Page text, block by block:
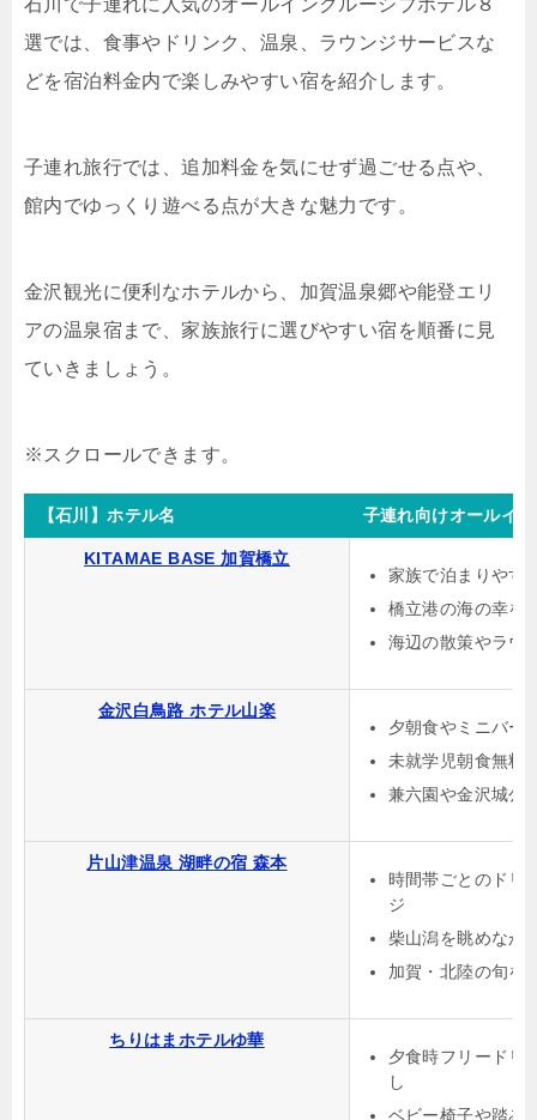
石川で子連れに人気のオールインクルーシブホテル８
選では、食事やドリンク、温泉、ラウンジサービスな
どを宿泊料金内で楽しみやすい宿を紹介します。
子連れ旅行では、追加料金を気にせず過ごせる点や、
館内でゆっくり遊べる点が大きな魅力です。
金沢観光に便利なホテルから、加賀温泉郷や能登エリ
アの温泉宿まで、家族旅行に選びやすい宿を順番に見
ていきましょう。
【石川】ホテル名 子連れ向けオールイ
KITAMAE BASE 加賀橋立
家族で泊まりやす
橋立港の海の幸を
海辺の散策やラウ
金沢白鳥路 ホテル山楽
夕朝食やミニバー
未就学児朝食無料
兼六園や金沢城公
片山津温泉 湖畔の宿 森本
時間帯ごとのドリ
ジ
柴山潟を眺めなが
加賀・北陸の旬を
ちりはまホテルゆ華
夕食時フリードリ
し
ベビー椅子や踏み